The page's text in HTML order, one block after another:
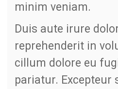
minim veniam.
Duis aute irure
reprehenderit in
cillum dolore eu
pariatur. Excepteur